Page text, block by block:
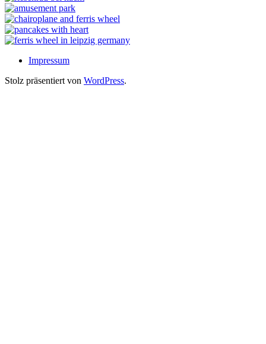
Impressum
Stolz präsentiert von WordPress.